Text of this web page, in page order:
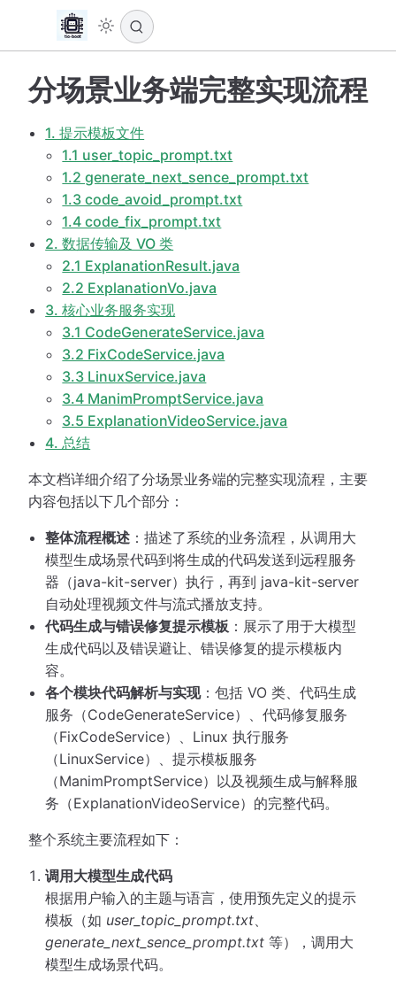
分场景业务端完整实现流程
1. 提示模板文件
1.1 user_topic_prompt.txt
1.2 generate_next_sence_prompt.txt
1.3 code_avoid_prompt.txt
1.4 code_fix_prompt.txt
2. 数据传输及 VO 类
2.1 ExplanationResult.java
2.2 ExplanationVo.java
3. 核心业务服务实现
3.1 CodeGenerateService.java
3.2 FixCodeService.java
3.3 LinuxService.java
3.4 ManimPromptService.java
3.5 ExplanationVideoService.java
4. 总结
本文档详细介绍了分场景业务端的完整实现流程，主要
内容包括以下几个部分：
整体流程概述 ：描述了系统的业务流程，从调用大
模型生成场景代码到将生成的代码发送到远程服务
器（java-kit-server）执行，再到 java-kit-server
自动处理视频文件与流式播放支持。
代码生成与错误修复提示模板 ：展示了用于大模型
生成代码以及错误避让、错误修复的提示模板内
容。
各个模块代码解析与实现：包括 VO 类、代码生成
服务（CodeGenerateService）、代码修复服务
（FixCodeService）、Linux 执行服务
（LinuxService）、提示模板服务
（ManimPromptService）以及视频生成与解释服
务（ExplanationVideoService）的完整代码。
整个系统主要流程如下：
调用大模型生成代码
根据用户输入的主题与语言，使用预先定义的提示
模板（如 user_topic_prompt.txt
generate_next_sence_prompt.txt 等），调用大
模型生成场景代码。